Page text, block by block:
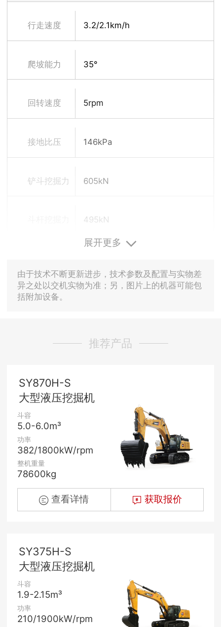
行走速度 3.2/2.1km/h
爬坡能力 35°
回转速度 5rpm
接地比压 146kPa
铲斗挖掘力 605kN
495kN
展开更多
由于技术不断更新进步，技术参数及配置与实物差
异之处以交机实物为准；另，图片上的机器可能包
括附加设备。
推荐产品
SY870H-S
大型液压挖掘机
斗容
5.0-6.0m³
功率
382/1800kW/rpm
整机重量
78600kg
查看详情 获取报价
SY375H-S
大型液压挖掘机
斗容
1.9-2.15m³
功率
210/1900kW/rpm